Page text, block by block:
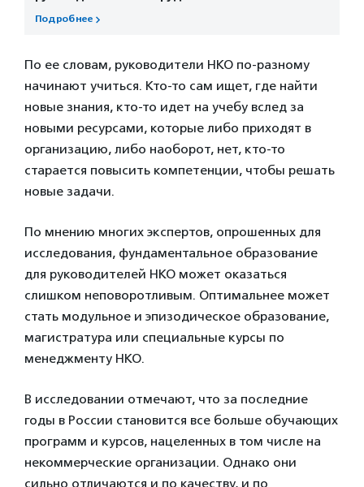
Подробнее
По ее словам, руководители НКО по-разному
начинают учиться. Кто-то сам ищет, где найти
новые знания, кто-то идет на учебу вслед за
новыми ресурсами, которые либо приходят в
организацию, либо наоборот, нет, кто-то
старается повысить компетенции, чтобы решать
новые задачи.
По мнению многих экспертов, опрошенных для
исследования, фундаментальное образование
для руководителей НКО может оказаться
слишком неповоротливым. Оптимальнее может
стать модульное и эпизодическое образование,
магистратура или специальные курсы по
менеджменту НКО.
В исследовании отмечают, что за последние
годы в России становится все больше обучающих
программ и курсов, нацеленных в том числе на
некоммерческие организации. Однако они
сильно отличаются и по качеству, и по